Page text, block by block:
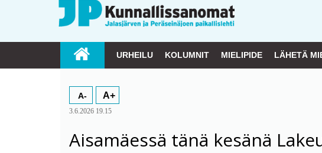
URHEILU KOLUMNIT MIELIPIDE LÄHETÄ
A- A+
3.6.2026 19.15
Aisamäessä tänä kesänä